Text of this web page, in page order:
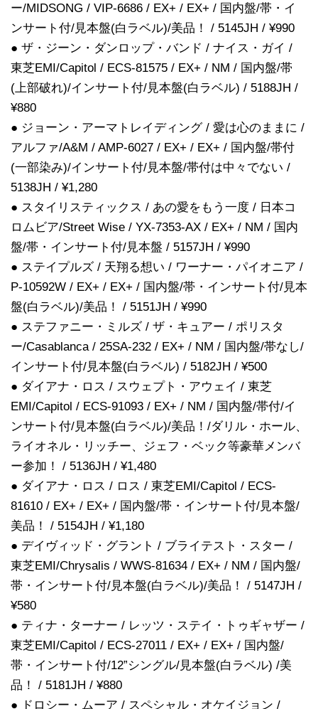
ー/MIDSONG / VIP-6686 / EX+ / EX+ / 国内盤/帯・イ
ンサート付/見本盤(白ラベル)/美品！ / 5145JH / ¥990
● ザ・ジーン・ダンロップ・バンド / ナイス・ガイ /
東芝EMI/Capitol / ECS-81575 / EX+ / NM / 国内盤/帯
(上部破れ)/インサート付/見本盤(白ラベル) / 5188JH /
¥880
● ジョーン・アーマトレイディング / 愛は心のままに /
アルファ/A&M / AMP-6027 / EX+ / EX+ / 国内盤/帯付
(一部染み)/インサート付/見本盤/帯付は中々でない /
5138JH / ¥1,280
● スタイリスティックス / あの愛をもう一度 / 日本コ
ロムビア/Street Wise / YX-7353-AX / EX+ / NM / 国内
盤/帯・インサート付/見本盤 / 5157JH / ¥990
● ステイプルズ / 天翔る想い / ワーナー・パイオニア /
P-10592W / EX+ / EX+ / 国内盤/帯・インサート付/見本
盤(白ラベル)/美品！ / 5151JH / ¥990
● ステファニー・ミルズ / ザ・キュアー / ポリスタ
ー/Casablanca / 25SA-232 / EX+ / NM / 国内盤/帯なし/
インサート付/見本盤(白ラベル) / 5182JH / ¥500
● ダイアナ・ロス / スウェプト・アウェイ / 東芝
EMI/Capitol / ECS-91093 / EX+ / NM / 国内盤/帯付/イ
ンサート付/見本盤(白ラベル)/美品！/ダリル・ホール、
ライオネル・リッチー、ジェフ・ベック等豪華メンバ
ー参加！ / 5136JH / ¥1,480
● ダイアナ・ロス / ロス / 東芝EMI/Capitol / ECS-
81610 / EX+ / EX+ / 国内盤/帯・インサート付/見本盤/
美品！ / 5154JH / ¥1,180
● デイヴィッド・グラント / ブライテスト・スター /
東芝EMI/Chrysalis / WWS-81634 / EX+ / NM / 国内盤/
帯・インサート付/見本盤(白ラベル)/美品！ / 5147JH /
¥580
● ティナ・ターナー / レッツ・ステイ・トゥギャザー /
東芝EMI/Capitol / ECS-27011 / EX+ / EX+ / 国内盤/
帯・インサート付/12”シングル/見本盤(白ラベル) /美
品！ / 5181JH / ¥880
● ドロシー・ムーア / スペシャル・オケイジョン /